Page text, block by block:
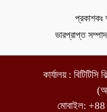
ভারপ্রাপ্ত
কার্যালয় :
মোবাইল: